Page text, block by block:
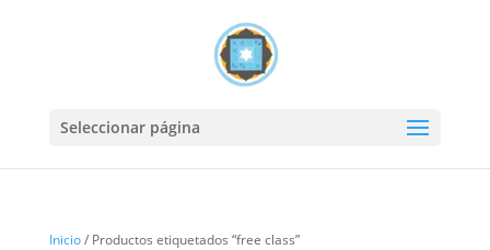
Seleccionar página
Inicio/ Productos etiquetados “free class”